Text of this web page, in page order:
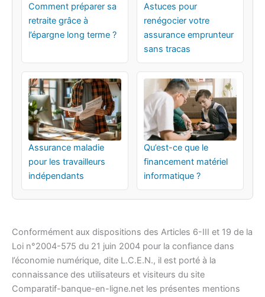
Comment préparer sa
retraite grâce à
l’épargne long terme ?
Astuces pour
renégocier votre
assurance emprunteur
sans tracas
Assurance maladie
pour les travailleurs
indépendants
Qu’est-ce que le
financement matériel
informatique ?
Conformément aux dispositions des Articles 6-III et 19 de la
Loi n°2004-575 du 21 juin 2004 pour la confiance dans
l’économie numérique, dite L.C.E.N., il est porté à la
connaissance des utilisateurs et visiteurs du site
Comparatif-banque-en-ligne.net les présentes mentions